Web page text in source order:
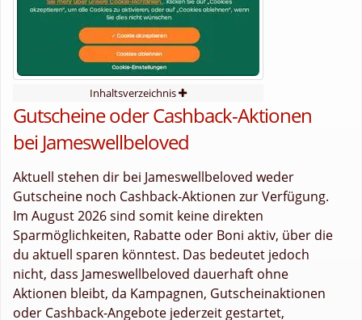
Inhaltsverzeichnis
Gutscheine oder Cashback-Aktionen
bei Jameswellbeloved
Aktuell stehen dir bei Jameswellbeloved weder
Gutscheine noch Cashback-Aktionen zur Verfügung.
Im August 2026 sind somit keine direkten
Sparmöglichkeiten, Rabatte oder Boni aktiv, über die
du aktuell sparen könntest. Das bedeutet jedoch
nicht, dass Jameswellbeloved dauerhaft ohne
Aktionen bleibt, da Kampagnen, Gutscheinaktionen
oder Cashback-Angebote jederzeit gestartet,